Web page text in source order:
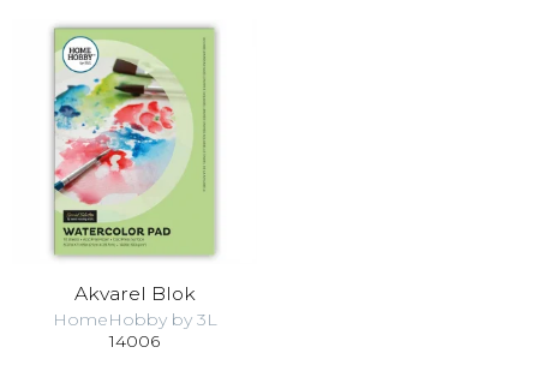
Akvarel Blok
HomeHobby by 3L
14006